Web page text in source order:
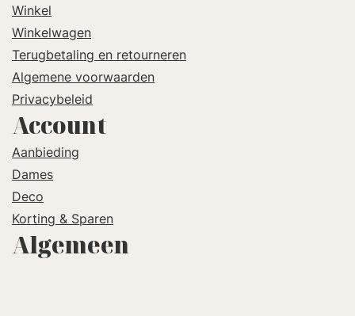
Winkel
Winkelwagen
Terugbetaling en retourneren
Algemene voorwaarden
Privacybeleid
Account
Aanbieding
Dames
Deco
Korting & Sparen
Algemeen